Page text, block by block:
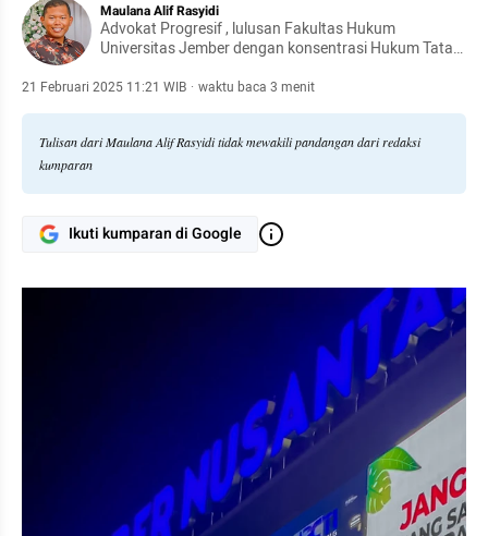
Maulana Alif Rasyidi
Advokat Progresif , lulusan Fakultas Hukum
Universitas Jember dengan konsentrasi Hukum Tata
Organ Ekstra. Konsisten menulis tentang isu keadilan
21 Februari 2025 11:21 WIB · waktu baca 3 menit
Tulisan dari Maulana Alif Rasyidi tidak mewakili pandangan dari redaksi
kumparan
Ikuti kumparan di Google